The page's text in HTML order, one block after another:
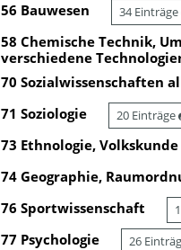
56 Bauwesen 34 Einträge
58 Chemische Technik,
verschiedene
70 Sozialwissenschaften
71 Soziologie 20 Einträge
73 Ethnologie, Volkskunde
74 Geographie,
76 Sportwissenschaft
77 Psychologie 26